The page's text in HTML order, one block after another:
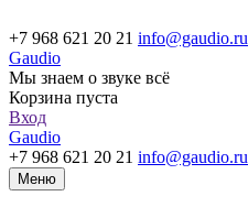
+7 968 621 20 21 info@gaudio.ru
Gaudio
Мы знаем о звуке всё
Корзина пуста
Вход
Gaudio
+7 968 621 20 21 info@gaudio.ru
Меню